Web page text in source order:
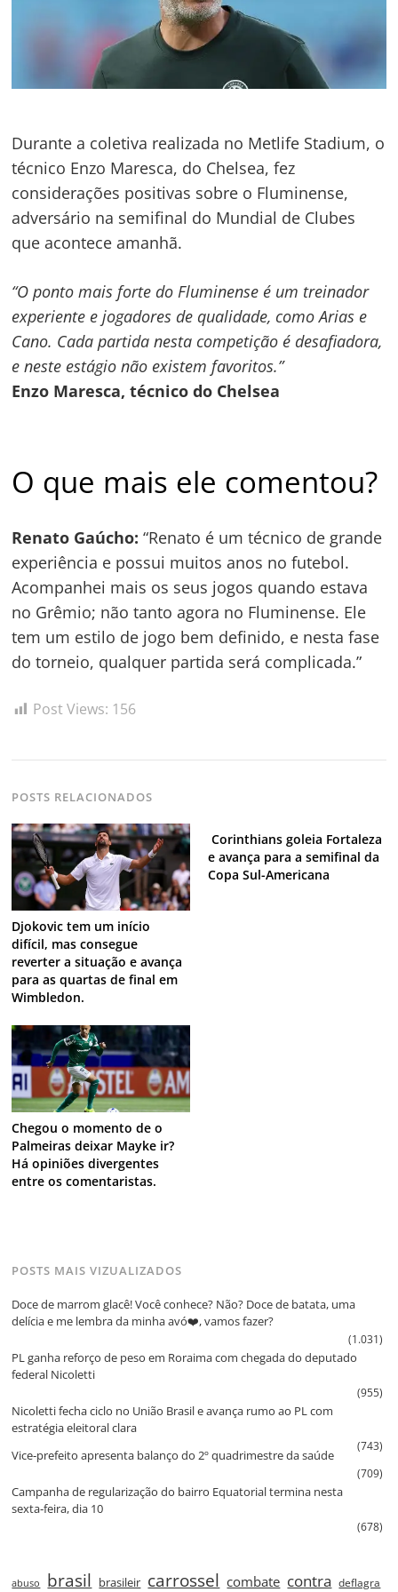
Durante a coletiva realizada no Metlife Stadium, o
técnico Enzo Maresca, do Chelsea, fez
considerações positivas sobre o Fluminense,
adversário na semifinal do Mundial de Clubes
que acontece amanhã.
“O ponto mais forte do Fluminense é um treinador
experiente e jogadores de qualidade, como Arias e
Cano. Cada partida nesta competição é desafiadora,
e neste estágio não existem favoritos.”
Enzo Maresca, técnico do Chelsea
O que mais ele comentou?
Renato Gaúcho: “Renato é um técnico de grande
experiência e possui muitos anos no futebol.
Acompanhei mais os seus jogos quando estava
no Grêmio; não tanto agora no Fluminense. Ele
tem um estilo de jogo bem definido, e nesta fase
do torneio, qualquer partida será complicada.”
Post Views: 156
POSTS RELACIONADOS
Djokovic tem um início
difícil, mas consegue
reverter a situação e avança
para as quartas de final em
Wimbledon.
Corinthians goleia Fortaleza
e avança para a semifinal da
Copa Sul-Americana
Chegou o momento de o
Palmeiras deixar Mayke ir?
Há opiniões divergentes
entre os comentaristas.
Navegação
de
Post
POSTS MAIS VIZUALIZADOS
Doce de marrom glacê! Você conhece? Não? Doce de batata, uma
delícia e me lembra da minha avó❤️, vamos fazer?
(1.031)
PL ganha reforço de peso em Roraima com chegada do deputado
federal Nicoletti
(955)
Nicoletti fecha ciclo no União Brasil e avança rumo ao PL com
estratégia eleitoral clara
(743)
Vice‑prefeito apresenta balanço do 2º quadrimestre da saúde
(709)
Campanha de regularização do bairro Equatorial termina nesta
sexta‑feira, dia 10
(678)
abuso brasil brasileir carrossel combate contra deflagra